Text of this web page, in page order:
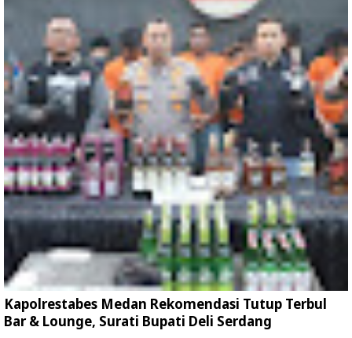
Kapolrestabes Medan Rekomendasi Tutup Terbul
Bar & Lounge, Surati Bupati Deli Serdang